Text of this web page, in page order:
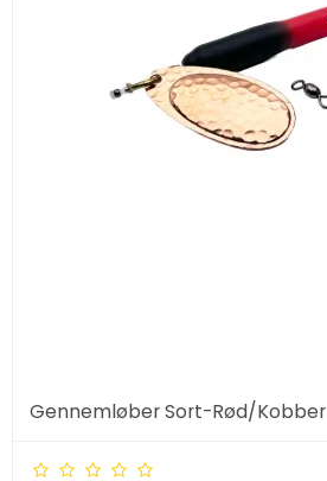
Gennemløber Sort-Rød/Kobber